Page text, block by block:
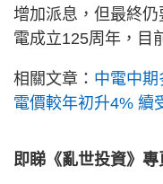
增加派息，但最終
電成立125周年，目
相關文章： 中電中
電價較年初升4% 續
即睇《亂世投資》專